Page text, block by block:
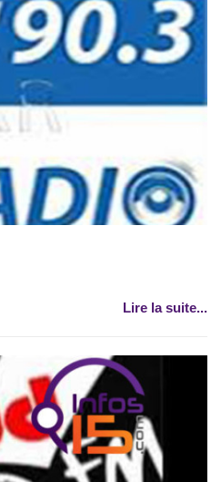
Lire la suite...